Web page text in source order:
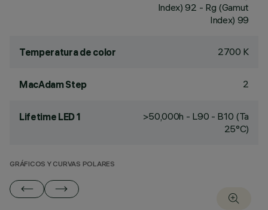
Index) 92 - Rg (Gamut
Index) 99
Temperatura de color 2700 K
MacAdam Step 2
Lifetime LED 1
>50,000h - L90 - B10 (Ta
25°C)
GRÁFICOS Y CURVAS POLARES